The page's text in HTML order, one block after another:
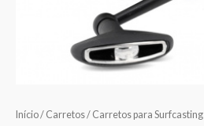
Início/ Carretos/ Carretos para Surfcasting